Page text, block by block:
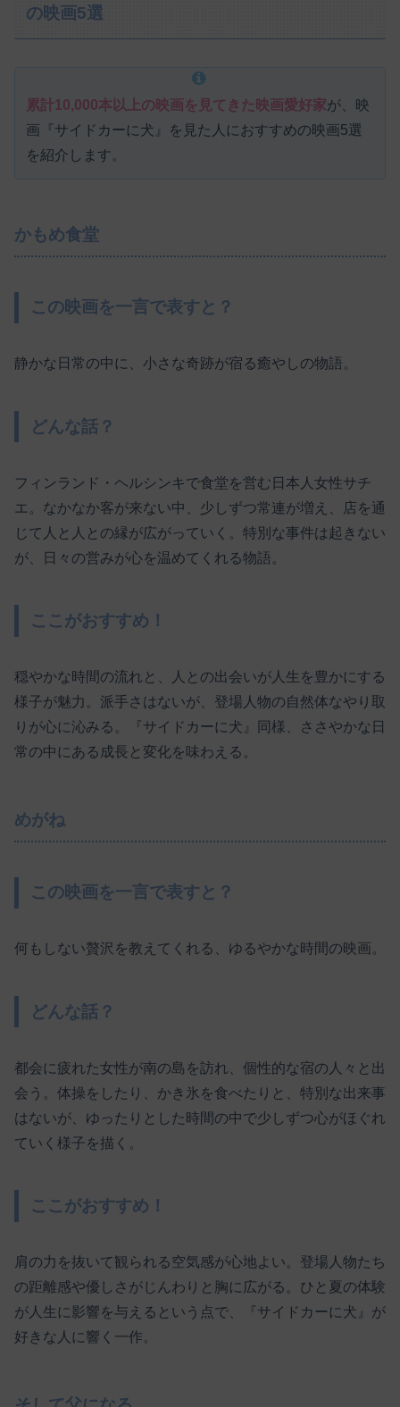
の映画5選
累計10,000本以上の映画を見てきた映画愛好家が、映
画『サイドカーに犬』を見た人におすすめの映画5選
を紹介します。
かもめ食堂
この映画を一言で表すと？
静かな日常の中に、小さな奇跡が宿る癒やしの物語。
どんな話？
フィンランド・ヘルシンキで食堂を営む日本人女性サチ
エ。なかなか客が来ない中、少しずつ常連が増え、店を通
じて人と人との縁が広がっていく。特別な事件は起きない
が、日々の営みが心を温めてくれる物語。
ここがおすすめ！
穏やかな時間の流れと、人との出会いが人生を豊かにする
様子が魅力。派手さはないが、登場人物の自然体なやり取
りが心に沁みる。『サイドカーに犬』同様、ささやかな日
常の中にある成長と変化を味わえる。
めがね
この映画を一言で表すと？
何もしない贅沢を教えてくれる、ゆるやかな時間の映画。
どんな話？
都会に疲れた女性が南の島を訪れ、個性的な宿の人々と出
会う。体操をしたり、かき氷を食べたりと、特別な出来事
はないが、ゆったりとした時間の中で少しずつ心がほぐれ
ていく様子を描く。
ここがおすすめ！
肩の力を抜いて観られる空気感が心地よい。登場人物たち
の距離感や優しさがじんわりと胸に広がる。ひと夏の体験
が人生に影響を与えるという点で、『サイドカーに犬』が
好きな人に響く一作。